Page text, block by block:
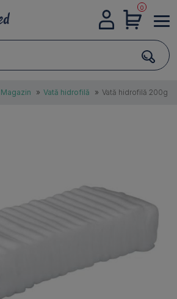
0
Magazin » Vată hidrofilă » Vată hidrofilă 200g